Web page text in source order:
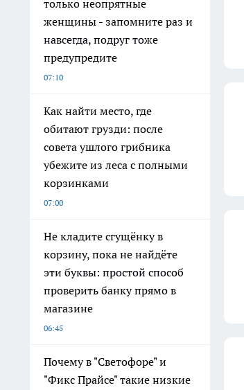
только неопрятные
женщины - запомните раз и
навсегда, подруг тоже
предупредите
07:10
Как найти место, где
обитают грузди: после
совета ушлого грибника
убежите из леса с полными
корзинками
07:00
Не кладите сгущёнку в
корзину, пока не найдёте
эти буквы: простой способ
проверить банку прямо в
магазине
06:45
Почему в "Светофоре" и
"Фикс Прайсе" такие низкие